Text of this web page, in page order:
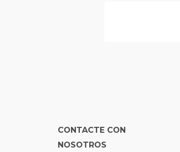
CONTACTE CON
NOSOTROS